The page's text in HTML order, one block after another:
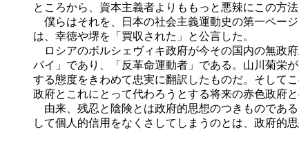
ところから、資本主義者よりももっと悪辣にこの方法
僕らはそれを、日本の社会主義運動史の第一ペー
は、幸徳や堺を「買収された」と公言した。
ロシアのボルシェヴィキ政府が今その国内の無政
パイ」であり、「反革命運動者」である。山川菊栄
する態度をきわめて忠実に翻訳したものだ。そして
政府とこれにとって代わろうとする将来の赤色政府
由来、残忍と陰険とは政府的思想のつきものであ
して個人的信用をなくさしてしまうのとは、政府的